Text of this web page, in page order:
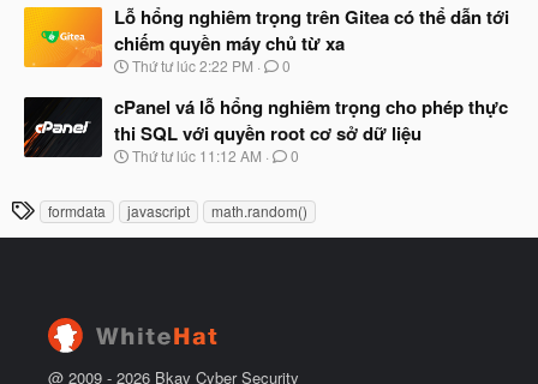
đ
ầ
u
à
b
ắ
đ
ầ
u
Lỗ hổng nghiêm trọng trên Gitea có thể dẫn tới
chiếm quyền máy chủ từ xa
N
à
b
ắ
đ
ầ
u
Thứ tư lúc 2:22 PM 0
cPanel vá lỗ hổng nghiêm trọng cho phép thực
thi SQL với quyền root cơ sở dữ liệu
N
y
u
Thứ tư lúc 11:12 AM 0
T
h
formdata javascript math.random()
@ 2009 - 2026 Bkav Cyber Security